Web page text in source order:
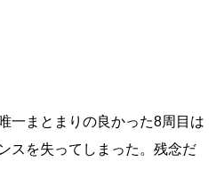
一まとまりの良かった8周目は
スを失ってしまった。残念だ